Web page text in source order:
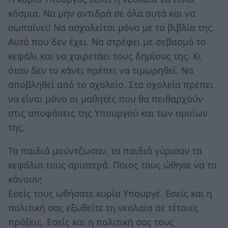
κόσμια. Να μην αντιδρά σε όλα αυτά και να
σωπαίνει! Να ασχολείται μόνο με τα βιβλία της.
Αυτά που δεν έχει. Να στρέφει με σεβασμό το
κεφάλι και να χαιρετάει τους δημίους της. Κι
όταν δεν το κάνει πρέπει να τιμωρηθεί. Να
αποβληθεί από το σχολείο. Στα σχολεία πρέπει
να είναι μόνο οι μαθητές που θα πειθαρχούν
στις αποφάσεις της Υπουργού και των ομοίων
της.
Τα παιδιά μούντζωσαν, τα παιδιά γύρισαν τα
κεφάλια τους αριστερά. Ποιος τους ώθησε να το
κάνουν;
Εσείς τους ωθήσατε κυρία Υπουργέ. Εσείς και η
πολιτική σας εξωθείτε τη νεολαία σε τέτοιες
πράξεις. Εσείς και η πολιτική σας τους